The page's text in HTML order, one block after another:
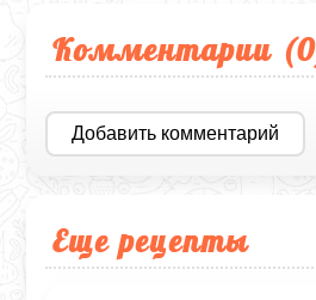
Комментарии (0
Добавить комментарий
Еще рецепты